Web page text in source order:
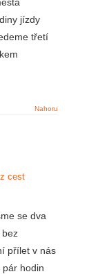
jízdy
třetí
Nahoru
cest
se dva
bez
přílet v nás
pár hodin